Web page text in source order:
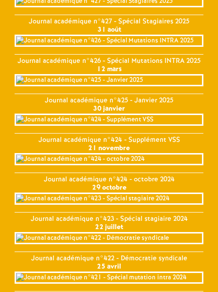
Journal académique n°427 - Spécial Stagiaires 2025
31 août
Journal académique n°426 - Spécial Mutations INTRA 2025
12 mars
Journal académique n°425 - Janvier 2025
30 janvier
Journal académique n°424 - Supplément VSS
21 novembre
Journal académique n°424 - octobre 2024
29 octobre
Journal académique n°423 - Spécial stagiaire 2024
22 juillet
Journal académique n°422 - Démocratie syndicale
25 avril